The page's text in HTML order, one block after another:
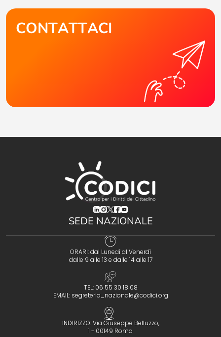
CONTATTACI
(opens in a new tab)
(opens in a new tab)
(opens in a new tab)
(opens in a new tab)
(opens in a new tab)
SEDE NAZIONALE
ORARI: dal Lunedì al Venerdì
dalle 9 alle 13 e dalle 14 alle 17
TEL: 06 55 30 18 08
EMAIL: segreteria_nazionale@codici.org
INDIRIZZO: Via Giuseppe Belluzzo,
1 - 00149 Roma